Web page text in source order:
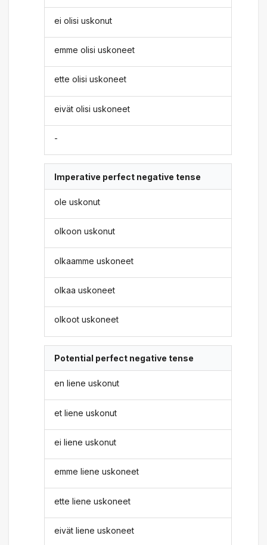
ei olisi uskonut
emme olisi uskoneet
ette olisi uskoneet
eivät olisi uskoneet
-
Imperative perfect negative tense
ole uskonut
olkoon uskonut
olkaamme uskoneet
olkaa uskoneet
olkoot uskoneet
Potential perfect negative tense
en liene uskonut
et liene uskonut
ei liene uskonut
emme liene uskoneet
ette liene uskoneet
eivät liene uskoneet